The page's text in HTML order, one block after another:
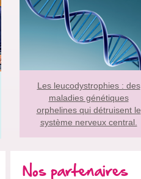
Les leucodystrophies : des
maladies génétiques
orphelines qui détruisent le
système nerveux central.
Nos partenaires